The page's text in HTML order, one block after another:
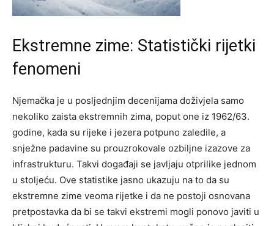
Ekstremne zime: Statistički rijetki
fenomeni
Njemačka je u posljednjim decenijama doživjela samo
nekoliko zaista ekstremnih zima, poput one iz 1962/63.
godine, kada su rijeke i jezera potpuno zaledile, a
snježne padavine su prouzrokovale ozbiljne izazove za
infrastrukturu. Takvi događaji se javljaju otprilike jednom
u stoljeću. Ove statistike jasno ukazuju na to da su
ekstremne zime veoma rijetke i da ne postoji osnovana
pretpostavka da bi se takvi ekstremi mogli ponovo javiti u